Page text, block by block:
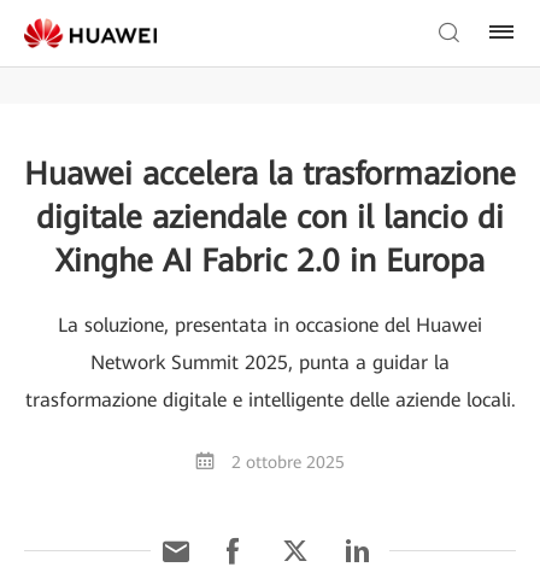
Huawei accelera la trasformazione
digitale aziendale con il lancio di
Xinghe AI Fabric 2.0 in Europa
La soluzione, presentata in occasione del Huawei
Network Summit 2025, punta a guidar la
trasformazione digitale e intelligente delle aziende locali.
2 ottobre 2025